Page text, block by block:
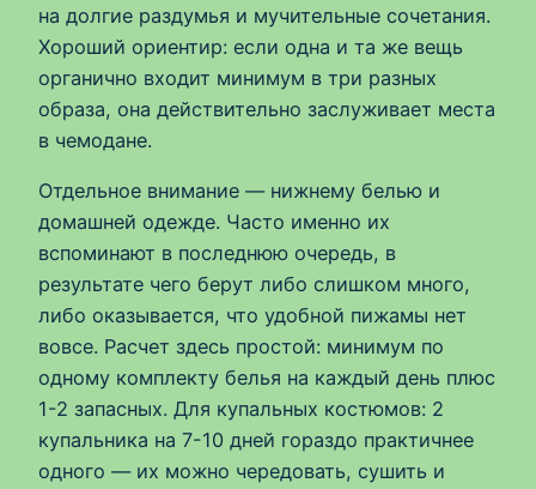
на долгие раздумья и мучительные сочетания.
Хороший ориентир: если одна и та же вещь
органично входит минимум в три разных
образа, она действительно заслуживает места
в чемодане.
Отдельное внимание — нижнему белью и
домашней одежде. Часто именно их
вспоминают в последнюю очередь, в
результате чего берут либо слишком много,
либо оказывается, что удобной пижамы нет
вовсе. Расчет здесь простой: минимум по
одному комплекту белья на каждый день плюс
1-2 запасных. Для купальных костюмов: 2
купальника на 7-10 дней гораздо практичнее
одного — их можно чередовать, сушить и